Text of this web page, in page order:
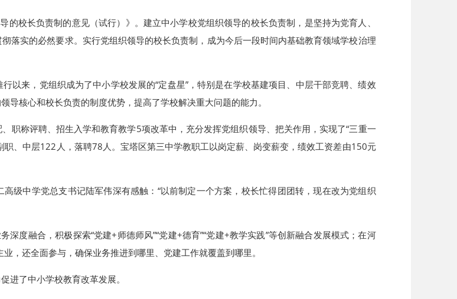
校长负责制的意见（试行）》。建立中小学校党组织领导的校长负责制，是坚持为党育人、
落实的必然要求。实行党组织领导的校长负责制，成为今后一段时间内基础教育领域学校治理
以来，党组织成为了中小学校发展的“定盘星”，特别是在学校基建项目、中层干部竞聘、绩效
核心和校长负责的制度优势，提高了学校解决重大问题的能力。
职称评聘、招生入学和教育教学5项改革中，充分发挥党组织领导、把关作用，实现了“三重一
、中层122人，落聘78人。宝塔区第三中学教职工以岗定薪、岗变薪变，绩效工资差由150元
级中学党总支书记陆军伟深有感触：“以前制定一个方案，校长忙得团团转，现在改为党组织
深度融合，积极探索“党建+师德师风”“党建+德育”“党建+教学实践”等创新融合发展模式；在河
，还全面参与，确保业务推进到哪里、党建工作就覆盖到哪里。
进了中小学校教育改革发展。